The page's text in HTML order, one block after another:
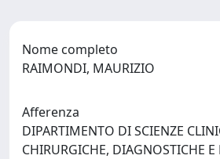
Nome completo
RAIMONDI, MAURIZIO
Afferenza
DIPARTIMENTO DI SCIENZE
CHIRURGICHE, DIAGNOSTICHE E